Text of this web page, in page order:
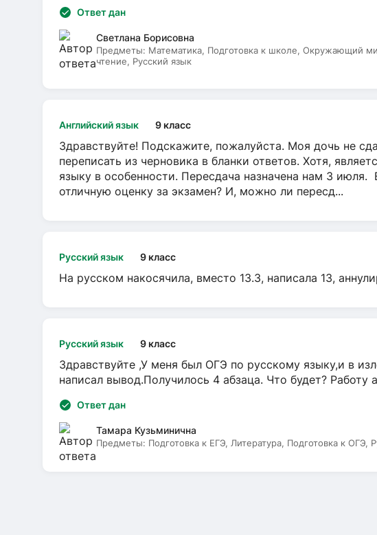
Ответ дан
Светлана Борисовна
Предметы: Математика, Подготовка к школе, Окружающий
чтение, Русский язык
Английский язык 9 класс
Здравствуйте! Подскажите, пожалуйста. Моя дочь не
переписать из черновика в бланки ответов. Хотя,
языку в особенности. Пересдача назначена нам 3 июля.
отличную оценку за экзамен? И, можно ли пересд...
Русский язык 9 класс
На русском накосячила, вместо 13.3, написала 13,
Русский язык 9 класс
Здравствуйте ,У меня был ОГЭ по русскому языку,и в
написал вывод.Получилось 4 абзаца. Что будет? Работу
Ответ дан
Тамара Кузьминична
Предметы: Подготовка к ЕГЭ, Литература, Подготовка к ОГЭ,